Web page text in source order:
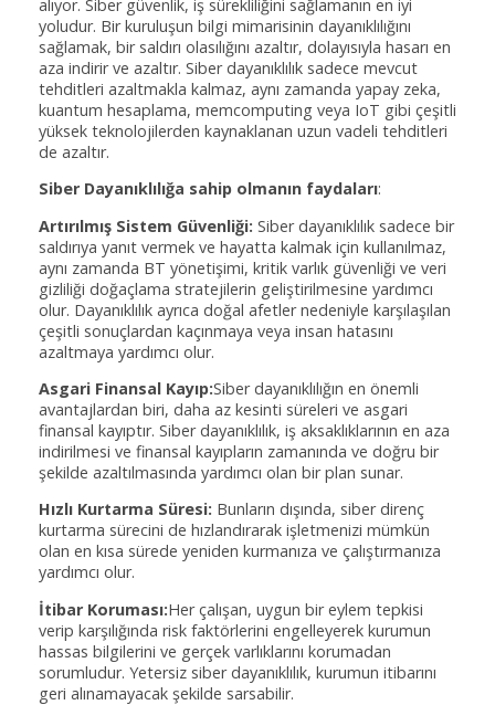
alıyor. Siber güvenlik, iş sürekliliğini sağlamanın en iyi
yoludur. Bir kuruluşun bilgi mimarisinin dayanıklılığını
sağlamak, bir saldırı olasılığını azaltır, dolayısıyla hasarı en
aza indirir ve azaltır. Siber dayanıklılık sadece mevcut
tehditleri azaltmakla kalmaz, aynı zamanda yapay zeka,
kuantum hesaplama, memcomputing veya IoT gibi çeşitli
yüksek teknolojilerden kaynaklanan uzun vadeli tehditleri
de azaltır.
Siber Dayanıklılığa sahip olmanın faydaları:
Artırılmış Sistem Güvenliği: Siber dayanıklılık sadece bir
saldırıya yanıt vermek ve hayatta kalmak için kullanılmaz,
aynı zamanda BT yönetişimi, kritik varlık güvenliği ve veri
gizliliği doğaçlama stratejilerin geliştirilmesine yardımcı
olur. Dayanıklılık ayrıca doğal afetler nedeniyle karşılaşılan
çeşitli sonuçlardan kaçınmaya veya insan hatasını
azaltmaya yardımcı olur.
Asgari Finansal Kayıp:Siber dayanıklılığın en önemli
avantajlardan biri, daha az kesinti süreleri ve asgari
finansal kayıptır. Siber dayanıklılık, iş aksaklıklarının en aza
indirilmesi ve finansal kayıpların zamanında ve doğru bir
şekilde azaltılmasında yardımcı olan bir plan sunar.
Hızlı Kurtarma Süresi: Bunların dışında, siber direnç
kurtarma sürecini de hızlandırarak işletmenizi mümkün
olan en kısa sürede yeniden kurmanıza ve çalıştırmanıza
yardımcı olur.
İtibar Koruması:Her çalışan, uygun bir eylem tepkisi
verip karşılığında risk faktörlerini engelleyerek kurumun
hassas bilgilerini ve gerçek varlıklarını korumadan
sorumludur. Yetersiz siber dayanıklılık, kurumun itibarını
geri alınamayacak şekilde sarsabilir.